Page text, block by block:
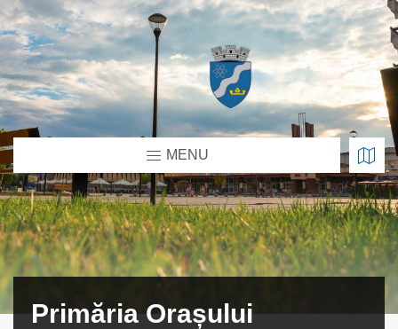
MENU
Primăria Orașului